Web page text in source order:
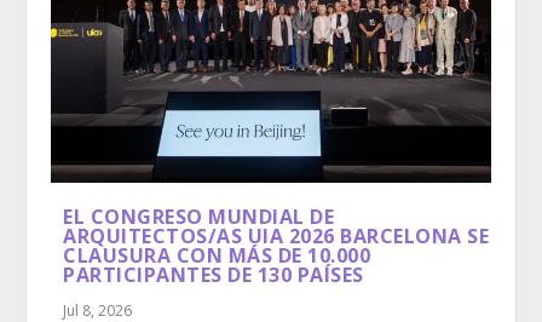
EL CONGRESO MUNDIAL DE
ARQUITECTOS/AS UIA 2026 BARCELONA SE
CLAUSURA CON MÁS DE 10.000
PARTICIPANTES DE 130 PAÍSES
Jul 8, 2026